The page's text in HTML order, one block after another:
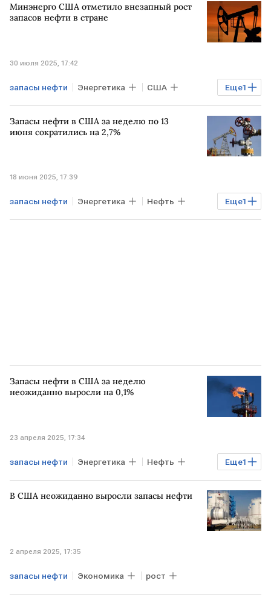
Минэнерго США отметило внезапный рост
запасов нефти в стране
30 июля 2025, 17:42
Еще1
запасы нефти Энергетика США
Нефть
Запасы нефти в США за неделю по 13
июня сократились на 2,7%
18 июня 2025, 17:39
Еще1
запасы нефти Энергетика Нефть
США
Запасы нефти в США за неделю
неожиданно выросли на 0,1%
23 апреля 2025, 17:34
Еще1
запасы нефти Энергетика Нефть
США
В США неожиданно выросли запасы нефти
2 апреля 2025, 17:35
запасы нефти Экономика рост